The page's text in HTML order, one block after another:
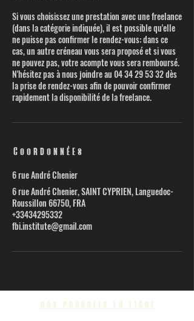
Si vous choisissez une prestation avec une freelance
(dans la catégorie indiquée), il est possible qu'elle
ne puisse pas confirmer le rendez-vous: dans ce
cas, un autre créneau vous sera proposé et si vous
ne pouvez pas, votre acompte vous sera remboursé.
N'hésitez pas à nous joindre au 04 34 29 53 32 dès
la prise de rendez-vous afin de pouvoir confirmer
rapidement la disponibilité de la freelance.
Coordonnées
6 rue André Chenier
6 rue André Chenier, SAINT CYPRIEN, Languedoc-
Roussillon 66750, FRA
+33434295332
fbi.institute@gmail.com
nos produits en ligne